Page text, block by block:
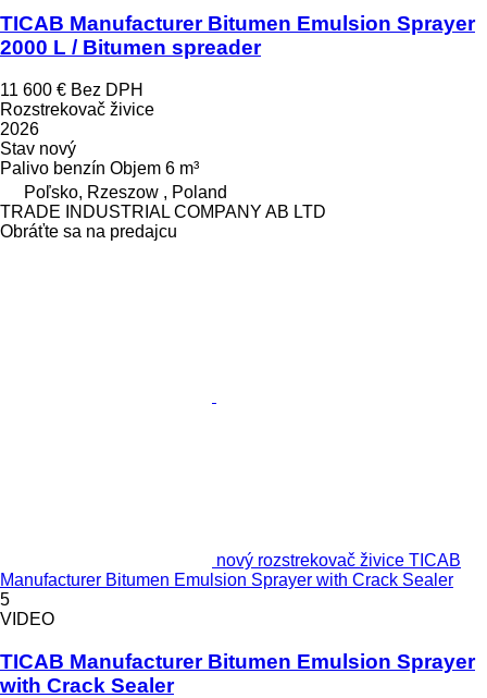
TICAB Manufacturer Bitumen Emulsion Sprayer
2000 L / Bitumen spreader
11 600 € Bez DPH
Rozstrekovač živice
2026
Stav nový
Palivo benzín Objem 6 m³
Poľsko, Rzeszow , Poland
TRADE INDUSTRIAL COMPANY AB LTD
Obráťte sa na predajcu
nový rozstrekovač živice TICAB
Manufacturer Bitumen Emulsion Sprayer with Crack Sealer
5
VIDEO
TICAB Manufacturer Bitumen Emulsion Sprayer
with Crack Sealer